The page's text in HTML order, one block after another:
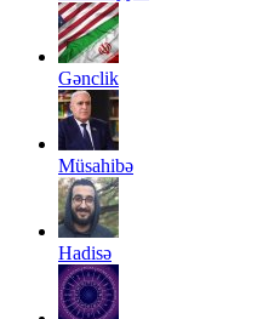
Gənclik
Müsahibə
Hadisə